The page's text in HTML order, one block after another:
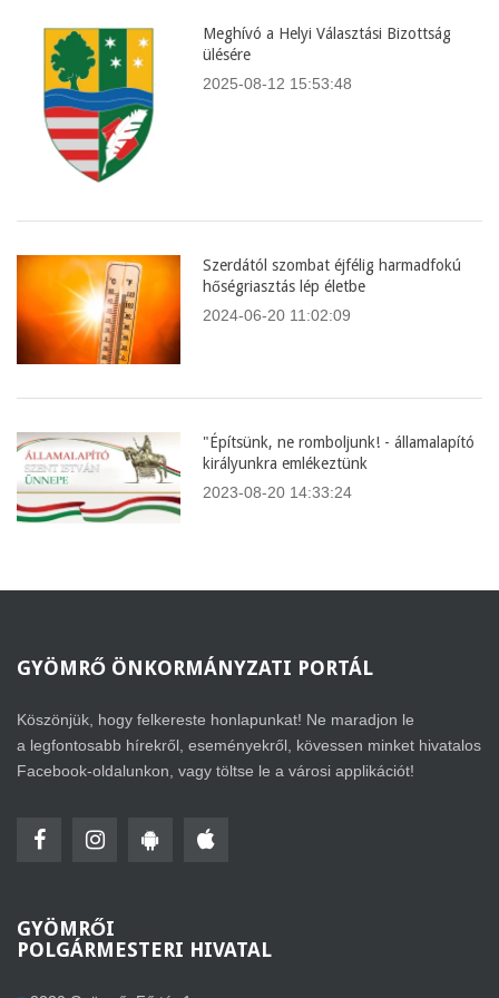
Meghívó a Helyi Választási Bizottság
ülésére
2025-08-12 15:53:48
Szerdától szombat éjfélig harmadfokú
hőségriasztás lép életbe
2024-06-20 11:02:09
"Építsünk, ne romboljunk! - államalapító
királyunkra emlékeztünk
2023-08-20 14:33:24
GYÖMRŐ ÖNKORMÁNYZATI PORTÁL
Köszönjük, hogy felkereste honlapunkat! Ne maradjon le
a legfontosabb hírekről, eseményekről, kövessen minket hivatalos
Facebook-oldalunkon, vagy töltse le a városi applikációt!
GYÖMRŐI
POLGÁRMESTERI HIVATAL